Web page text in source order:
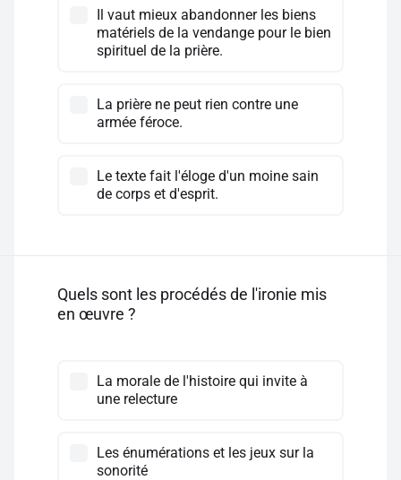
Il vaut mieux abandonner les biens
matériels de la vendange pour le bien
spirituel de la prière.
La prière ne peut rien contre une
armée féroce.
Le texte fait l'éloge d'un moine sain
de corps et d'esprit.
Quels sont les procédés de l'ironie mis
en œuvre ?
La morale de l'histoire qui invite à
une relecture
Les énumérations et les jeux sur la
sonorité